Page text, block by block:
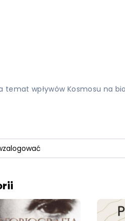
wpływów Kosmosu na
zalogować